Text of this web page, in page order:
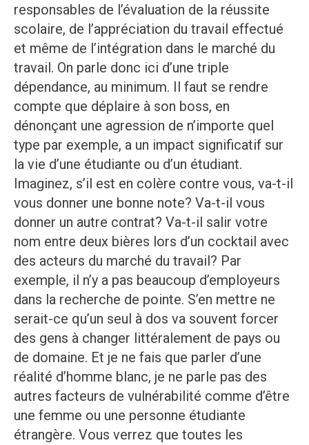
responsables de l’évaluation de la réussite
scolaire, de l’appréciation du travail effectué
et même de l’intégration dans le marché du
travail. On parle donc ici d’une triple
dépendance, au minimum. Il faut se rendre
compte que déplaire à son boss, en
dénonçant une agression de n’importe quel
type par exemple, a un impact significatif sur
la vie d’une étudiante ou d’un étudiant.
Imaginez, s’il est en colère contre vous, va-t-il
vous donner une bonne note? Va-t-il vous
donner un autre contrat? Va-t-il salir votre
nom entre deux bières lors d’un cocktail avec
des acteurs du marché du travail? Par
exemple, il n’y a pas beaucoup d’employeurs
dans la recherche de pointe. S’en mettre ne
serait-ce qu’un seul à dos va souvent forcer
des gens à changer littéralement de pays ou
de domaine. Et je ne fais que parler d’une
réalité d’homme blanc, je ne parle pas des
autres facteurs de vulnérabilité comme d’être
une femme ou une personne étudiante
étrangère. Vous verrez que toutes les